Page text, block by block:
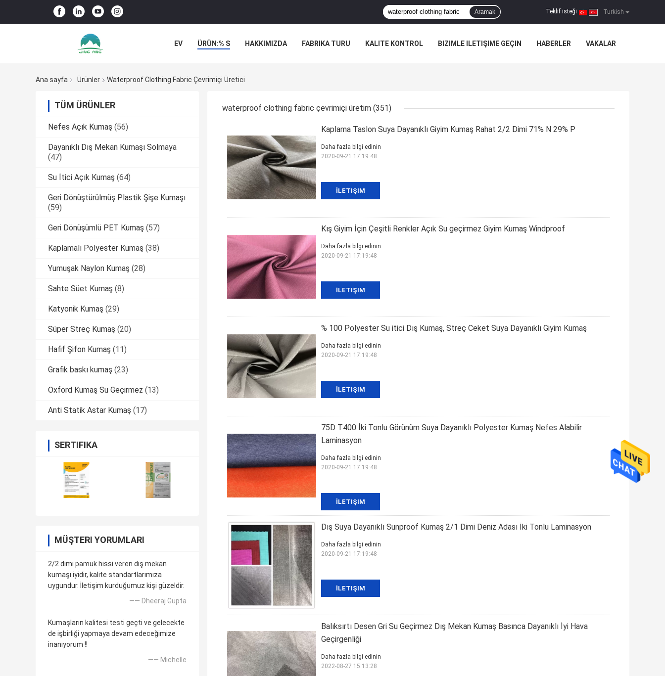
Turkish
Teklif isteği |
Aramak
EV ÜRÜN:% S HAKKIMIZDA FABRIKA TURU KALITE KONTROL BIZIMLE ILETIŞIME GEÇIN HABERLER VAKALAR
Ana sayfa
Ürünler Waterproof Clothing Fabric Çevrimiçi Üretici
TÜM ÜRÜNLER
Nefes Açık Kumaş (56)
Dayanıklı Dış Mekan Kumaşı Solmaya
(47)
Su İtici Açık Kumaş (64)
Geri Dönüştürülmüş Plastik Şişe Kumaşı
(59)
Geri Dönüşümlü PET Kumaş (57)
Kaplamalı Polyester Kumaş (38)
Yumuşak Naylon Kumaş (28)
Sahte Süet Kumaş (8)
Katyonik Kumaş (29)
Süper Streç Kumaş (20)
Hafif Şifon Kumaş (11)
Grafik baskı kumaş (23)
Oxford Kumaş Su Geçirmez (13)
Anti Statik Astar Kumaş (17)
SERTIFIKA
MÜŞTERI YORUMLARI
2/2 dimi pamuk hissi veren dış mekan
kumaşı iyidir, kalite standartlarımıza
uygundur. İletişim kurduğumuz kişi güzeldir.
—— Dheeraj Gupta
Kumaşların kalitesi testi geçti ve gelecekte
de işbirliği yapmaya devam edeceğimize
inanıyorum !!
—— Michelle
waterproof clothing fabric çevrimiçi üretim (351)
Kaplama Taslon Suya Dayanıklı Giyim Kumaş Rahat 2/2 Dimi 71% N 29% P
İLETIŞIM
Daha fazla bilgi edinin
2020-09-21 17:19:48
Kış Giyim İçin Çeşitli Renkler Açık Su geçirmez Giyim Kumaş Windproof
İLETIŞIM
Daha fazla bilgi edinin
2020-09-21 17:19:48
% 100 Polyester Su itici Dış Kumaş, Streç Ceket Suya Dayanıklı Giyim Kumaş
İLETIŞIM
Daha fazla bilgi edinin
2020-09-21 17:19:48
75D T400 İki Tonlu Görünüm Suya Dayanıklı Polyester Kumaş Nefes Alabilir
Laminasyon
İLETIŞIM
Daha fazla bilgi edinin
2020-09-21 17:19:48
Dış Suya Dayanıklı Sunproof Kumaş 2/1 Dimi Deniz Adası İki Tonlu Laminasyon
İLETIŞIM
Daha fazla bilgi edinin
2020-09-21 17:19:48
Balıksırtı Desen Gri Su Geçirmez Dış Mekan Kumaş Basınca Dayanıklı İyi Hava
Geçirgenliği
Daha fazla bilgi edinin
2022-08-27 15:13:28